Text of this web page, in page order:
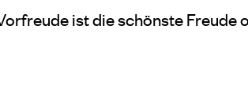
ist die schönste Freude